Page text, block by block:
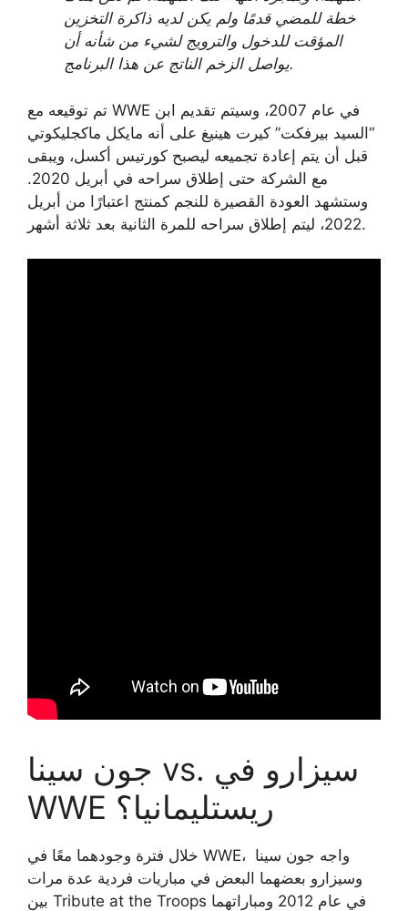
خطة للمضي قدمًا ولم يكن لديه ذاكرة التخزين
المؤقت للدخول والترويج لشيء من شأنه أن
يواصل الزخم الناتج عن هذا البرنامج.
تم توقيعه مع WWE في عام 2007، وسيتم تقديم ابن
“السيد بيرفكت” كيرت هينيغ على أنه مايكل ماكجليكوتي
قبل أن يتم إعادة تجميعه ليصبح كورتيس أكسل، ويبقى
مع الشركة حتى إطلاق سراحه في أبريل 2020.
وستشهد العودة القصيرة للنجم كمنتج اعتبارًا من أبريل
2022، ليتم إطلاق سراحه للمرة الثانية بعد ثلاثة أشهر.
جون سينا ​​vs. سيزارو في
WWE ريستليمانيا؟
خلال فترة وجودهما معًا في WWE، واجه جون سينا ​​
وسيزارو بعضهما البعض في مباريات فردية عدة مرات
بين Tribute at the Troops في عام 2012 ومباراتهما